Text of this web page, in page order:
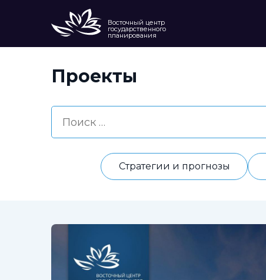
Восточный центр
государственного
планирования
Проекты
Стратегии и прогнозы